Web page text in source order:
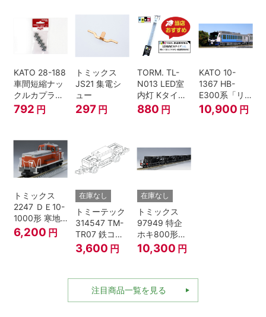
KATO 28-188
車間短縮ナッ
クルカプラー
灰 (ボギー貨
792 円
トミックス
JS21 集電シ
ュー
297 円
TORM. TL-
N013 LED室
内灯 Kタイ
プ・白色 1本
鉄道模型
880 円
KATO 10-
1367 HB-
E300系「リ
ゾートしらか
み・青池編
10,900 円
トミックス
2247 ＤＥ10-
1000形 寒地
型･高崎車両
センター Nゲ
6,200 円
在庫なし
トミーテック
314547 TM-
TR07 鉄コレ
動力ユニット
2軸車用
3,600 円
在庫なし
トミックス
97949 特企
ホキ800形貨
車 ＪＲ東日本
仕様タイプ 8
ージ
10,300 円
注目商品一覧を見る